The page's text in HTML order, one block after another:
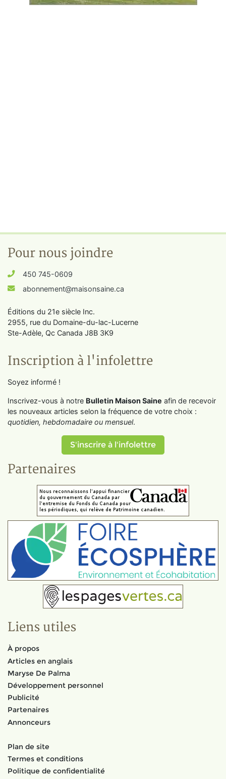
Pour nous joindre
450 745-0609
abonnement@maisonsaine.ca
Éditions du 21e siècle Inc.
2955, rue du Domaine-du-lac-Lucerne
Ste-Adèle, Qc Canada J8B 3K9
Inscription à l'infolettre
Soyez informé !
Inscrivez-vous à notre Bulletin Maison Saine afin de recevoir
les nouveaux articles selon la fréquence de votre choix :
quotidien, hebdomadaire ou mensuel.
S'inscrire à l'infolettre
Partenaires
Liens utiles
À propos
Articles en anglais
Maryse De Palma
Développement personnel
Publicité
Partenaires
Annonceurs
Plan de site
Termes et conditions
Politique de confidentialité